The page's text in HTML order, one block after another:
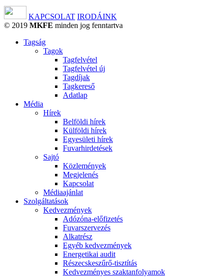
KAPCSOLAT IRODÁINK
© 2019 MKFE minden jog fenntartva
Tagság
Tagok
Tagfelvétel
Tagfelvétel új
Tagdíjak
Tagkereső
Adatlap
Média
Hírek
Belföldi hírek
Külföldi hírek
Egyesületi hírek
Fuvarhirdetések
Sajtó
Közlemények
Megjelenés
Kapcsolat
Médiaajánlat
Szolgáltatások
Kedvezmények
Adózóna-előfizetés
Fuvarszervezés
Alkatrész
Egyéb kedvezmények
Energetikai audit
Részecskeszűrő-tisztítás
Kedvezményes szaktanfolyamok